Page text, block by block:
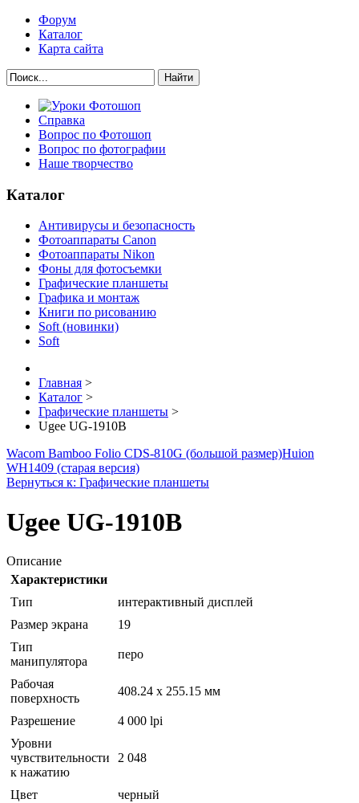
Форум
Каталог
Карта сайта
Найти
Справка
Вопрос по Фотошоп
Вопрос по фотографии
Наше творчество
Каталог
Антивирусы и безопасность
Фотоаппараты Canon
Фотоаппараты Nikon
Фоны для фотосъемки
Графические планшеты
Графика и монтаж
Книги по рисованию
Soft (новинки)
Soft
Главная >
Каталог >
Графические планшеты >
Ugee UG-1910B
Wacom Bamboo Folio CDS-810G (большой размер)Huion
WH1409 (старая версия)
Вернуться к: Графические планшеты
Ugee UG-1910B
Описание
Характеристики
Тип
интерактивный дисплей
Размер экрана
19
Тип
манипулятора
перо
Рабочая
поверхность
408.24 x 255.15 мм
Разрешение
4 000 lpi
Уровни
чувствительности
к нажатию
2 048
Цвет
черный